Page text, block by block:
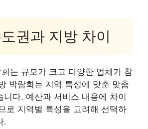
권과 지방 차이
는 규모가 크고 다양한 업체가 참
박람회는 지역 특성에 맞춘 맞춤
니다. 예산과 서비스 내용에 차이
로 지역별 특성을 고려해 선택하
.